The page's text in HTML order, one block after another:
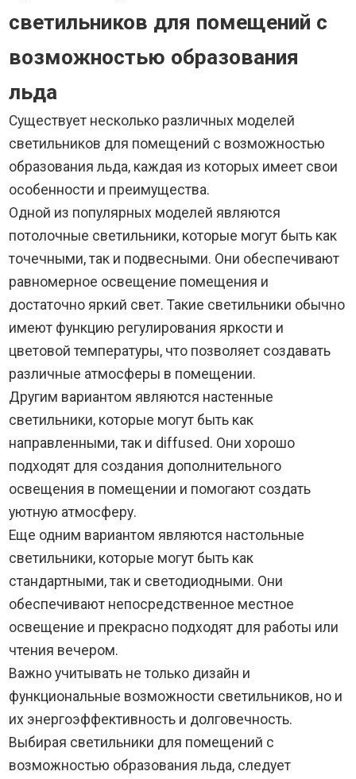
светильников для помещений с
возможностью образования
льда
Существует несколько различных моделей
светильников для помещений с возможностью
образования льда, каждая из которых имеет свои
особенности и преимущества.
Одной из популярных моделей являются
потолочные светильники, которые могут быть как
точечными, так и подвесными. Они обеспечивают
равномерное освещение помещения и
достаточно яркий свет. Такие светильники обычно
имеют функцию регулирования яркости и
цветовой температуры, что позволяет создавать
различные атмосферы в помещении.
Другим вариантом являются настенные
светильники, которые могут быть как
направленными, так и diffused. Они хорошо
подходят для создания дополнительного
освещения в помещении и помогают создать
уютную атмосферу.
Еще одним вариантом являются настольные
светильники, которые могут быть как
стандартными, так и светодиодными. Они
обеспечивают непосредственное местное
освещение и прекрасно подходят для работы или
чтения вечером.
Важно учитывать не только дизайн и
функциональные возможности светильников, но и
их энергоэффективность и долговечность.
Выбирая светильники для помещений с
возможностью образования льда, следует